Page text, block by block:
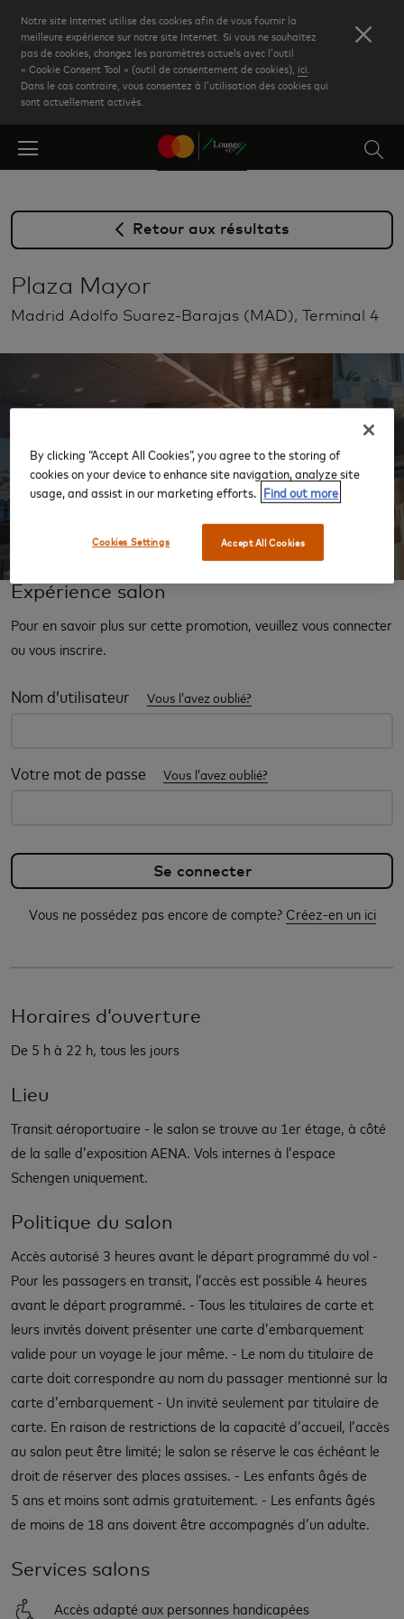
Skip
to
main
content
Notre site Internet utilise des cookies afin de vous fournir la
meilleure expérience sur notre site Internet. Si vous ne souhaitez
pas de cookies, changez les paramètres actuels avec l’outil
« Cookie Consent Tool » (outil de consentement de cookies), ici
Dans le cas contraire, vous consentez à l’utilisation des cookies qui
sont actuellement activés.
Retour aux résultats
Plaza Mayor
Madrid Adolfo Suarez-Barajas (MAD), Terminal 4
‹ ›
Expérience salon
Pour en savoir plus sur cette promotion, veuillez vous connecter
ou vous inscrire.
Nom d’utilisateur Vous l’avez oublié?
Votre mot de passe Vous l’avez oublié?
Vous ne possédez pas encore de compte? Créez-en un ici
Horaires d’ouverture
De 5 h à 22 h, tous les jours
Lieu
Transit aéroportuaire - le salon se trouve au 1er étage, à côté
de la salle d’exposition AENA. Vols internes à l’espace
Schengen uniquement.
Politique du salon
Accès autorisé 3 heures avant le départ programmé du vol -
Pour les passagers en transit, l’accès est possible 4 heures
avant le départ programmé. - Tous les titulaires de carte et
leurs invités doivent présenter une carte d’embarquement
valide pour un voyage le jour même. - Le nom du titulaire de
carte doit correspondre au nom du passager mentionné sur la
carte d’embarquement - Un invité seulement par titulaire de
carte. En raison de restrictions de la capacité d’accueil, l’accès
au salon peut être limité; le salon se réserve le cas échéant le
droit de réserver des places assises. - Les enfants âgés de
5 ans et moins sont admis gratuitement. - Les enfants âgés
de moins de 18 ans doivent être accompagnés d’un adulte.
Services salons
Accès adapté aux personnes handicapées
By clicking “Accept All Cookies”, you agree to the storing of
cookies on your device to enhance site navigation, analyze site
usage, and assist in our marketing efforts. Find out more
Accept All Cookies
Cookies Settings